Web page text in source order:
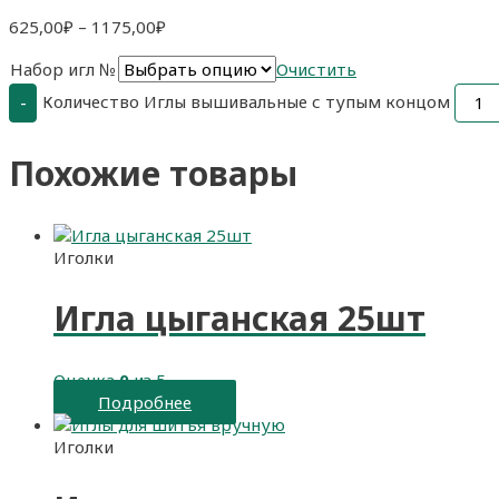
625,00₽ – 1175,00₽
Набор игл №
Очистить
- Количество Иглы вышивальные с тупым концом
Похожие товары
Иголки
Игла цыганская 25шт
Оценка0из 5
Подробнее
Иголки